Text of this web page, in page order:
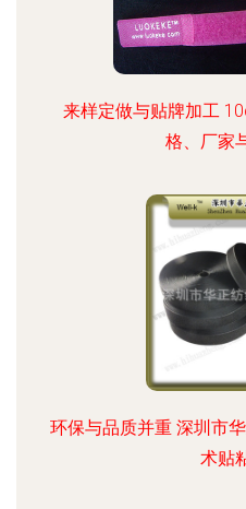
来样定做与贴牌加工
格、厂家
环保与品质并重 深圳市
术贴